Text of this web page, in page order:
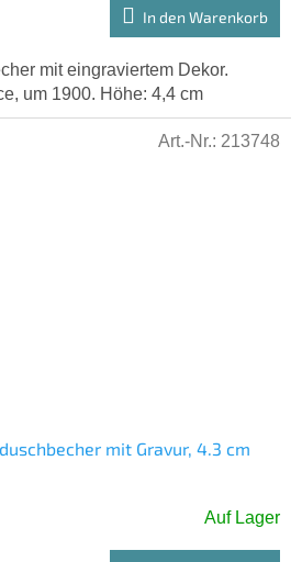
In den Warenkorb
mit eingraviertem Dekor.
um 1900. Höhe: 4,4 cm
mit Gravur, 4.3 cm
Auf Lager
Art.-Nr.: 213748